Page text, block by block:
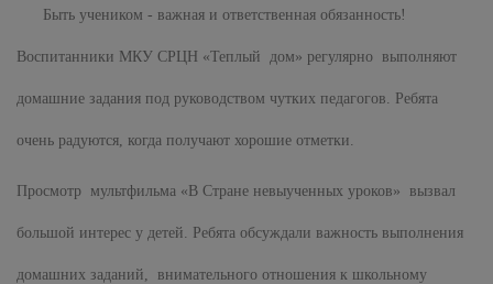
Быть учеником - важная и ответственная обязанность!
Воспитанники МКУ СРЦН «Теплый дом» регулярно выполняют
домашние задания под руководством чутких педагогов. Ребята
очень радуются, когда получают хорошие отметки.
Просмотр мультфильма «В Стране невыученных уроков» вызвал
большой интерес у детей. Ребята обсуждали важность выполнения
домашних заданий, внимательного отношения к школьному